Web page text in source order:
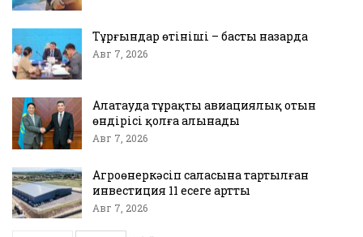
Тұрғындар өтініші – басты назарда
Авг 7, 2026
Алатауда тұрақты авиациялық отын
өндірісі қолға алынады
Авг 7, 2026
Агроөнеркәсіп саласына тартылған
инвестиция 11 есеге артты
Авг 7, 2026